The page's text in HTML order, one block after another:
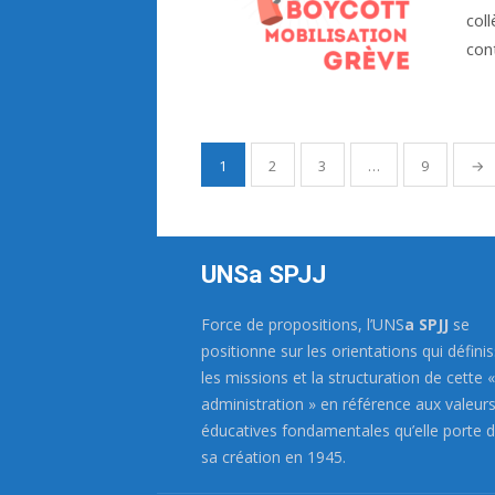
Navigation
articles
1 2 3 … 9 →
UNSa SPJJ
Force de propositions, l’UNSa SPJJ se
positionne sur les orientations qui
les missions et la structuration de cette
administration » en référence aux valeurs
éducatives fondamentales qu’elle porte
sa création en 1945.